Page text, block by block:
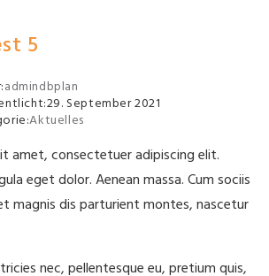
5
admindbplan
29. September 2021
Aktuelles
amet, consectetuer adipiscing elit.
eget dolor. Aenean massa. Cum sociis
magnis dis parturient montes, nascetur
nec, pellentesque eu, pretium quis,